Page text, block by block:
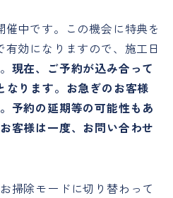
中です。この機会に特典を
効になりますので、施工日
現在、ご予約が込み合って
なります。お急ぎのお客様
予約の延期等の可能性もあ
客様は一度、お問い合わせ
掃除モードに切り替わって